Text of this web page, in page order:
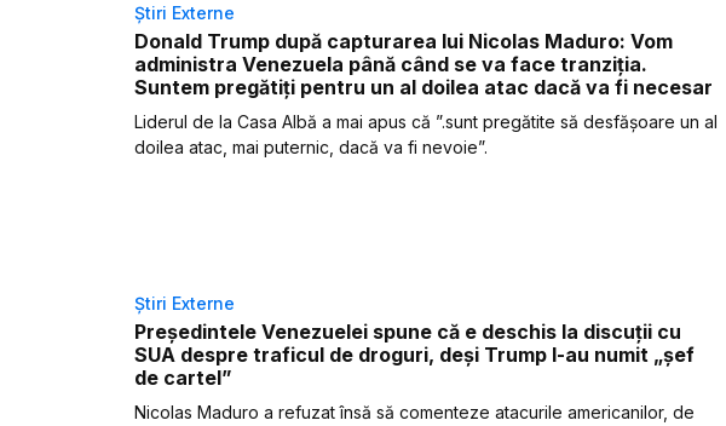
Știri Externe
Donald Trump după capturarea lui Nicolas Maduro: Vom
administra Venezuela până când se va face tranziția.
Suntem pregătiți pentru un al doilea atac dacă va fi necesar
Liderul de la Casa Albă a mai apus că ”.sunt pregătite să desfășoare un al
doilea atac, mai puternic, dacă va fi nevoie”.
Știri Externe
Președintele Venezuelei spune că e deschis la discuții cu
SUA despre traficul de droguri, deși Trump l-au numit „șef
de cartel”
Nicolas Maduro a refuzat însă să comenteze atacurile americanilor, de